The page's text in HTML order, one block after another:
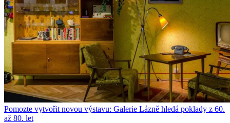
Pomozte vytvořit novou výstavu: Galerie Lázně hledá poklady z 60.
až 80. let